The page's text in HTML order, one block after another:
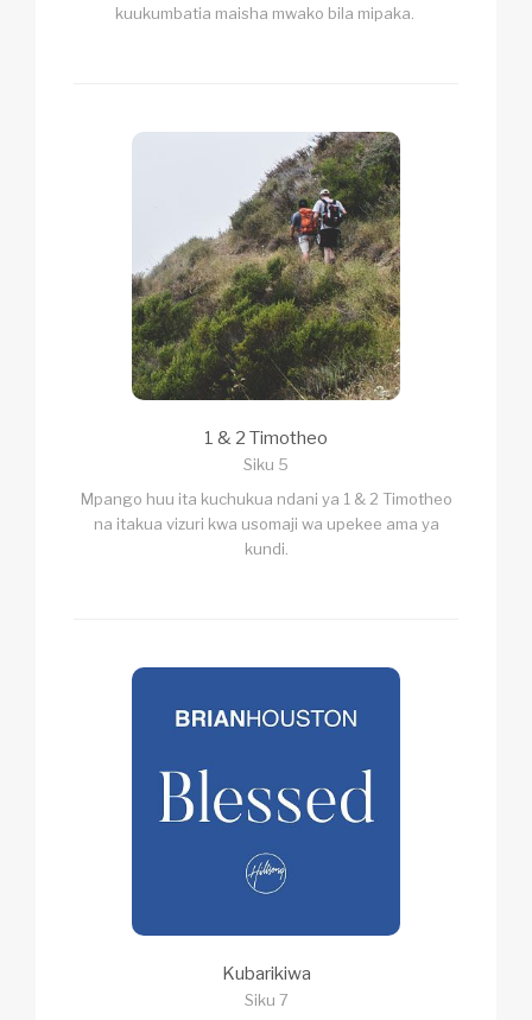
kuukumbatia maisha mwako bila mipaka.
1 & 2 Timotheo
Siku 5
Mpango huu ita kuchukua ndani ya 1 & 2 Timotheo
na itakua vizuri kwa usomaji wa upekee ama ya
kundi.
Kubarikiwa
Siku 7